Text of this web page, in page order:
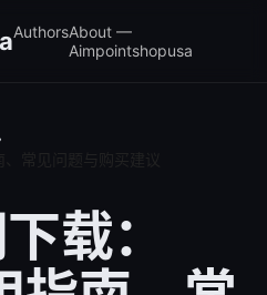
AuthorsAbout —
Aimpointshopusa
载：